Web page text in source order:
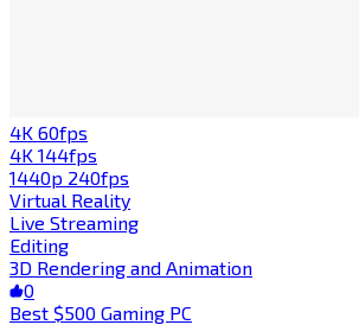
4K 60fps​​​​‌ ‍ ​‍​‍‌‍ ‌ ​‍‌‍‍‌‌‍‌ ‌‍‍‌‌‍ ‍​‍​‍​ ‍‍​‍​‍‌ ​ ‌‍​‌‌‍ ‍‌‍‍‌‌ ‌​‌ ‍‌​‍ ‍‌‍‍‌‌‍ ​‍​‍​‍ ​​‍​‍‌‍‍​‌ ​‍‌‍‌‌‌‍‌‍​‍​‍​ ‍‍​‍​‍​‍ ‌‍​‌‌‍‌​‌‍ ‌‌‍‍‌‌‍ ‍​‍ ‌‍‍‌‌‍ ‍‌ ‌​‌‍‌‌‌‍ ‍‌ ‌​​‍ ‌‍‌‌‌‍‌​‌‍‍‌‌ ‌​​‍ ‌‍ ‌‌‍ ‌‍‌​‌‍‌‌​ ‌‌ ​​‌ ​‍‌‍‌‌‌ ​ ‌‍‌‌‌‍ ‍‌ ‌​‌‍​‌‌ ‌​‌‍‍‌‌‍ ‌‍ ‍​ ‍ ‌‍‍‌‌‍‌​​ ‌‌‍‌‍​ ‌‍‌‍​‌​ ​ ​ ‌‌‌‍​‌‌‍‌​‌‍‌‌​‍ ‌​ ​ ‌‍‌‌​ ‍​​ ‍​​‍ ‌​ ‌​‌‍‌‌​ ‌‌​ ‌‌​‍ ‌​ ‍‌​ ​‌​ ​ ​ ‍‌​‍ ‌​ ​‌‌‍​ ​ ​‍​ ‍​​ ‍‌‌‍‌​‌‍​‍​ ‌‌‌‍​‌‌‍‌‌​ ‍‌​ ‌‌​ ‍ ‌ ‌​‌ ‍‌‌ ​​‌‍‌‌​ ‌‌ ​​‌‍‌‌‌ ​‍‌‍‌‍‌‍ ‌ ​‍‌‍ ‌‌‍​‌‌‍ ‍‌‍​ ‌‍‌‌​ ‍ ‌ ​​‌‍​‌‌ ‌​‌‍‍​​ ‌‌‍ ‍‌‍​‌‌‍ ‌‌‍‌‌​ ‌‍​‍‌‍​‌‌ ​ ‌‍‌‌‌‌‌‌‌ ​‍‌‍ ​​ ‌​‍‌‌​ ​‍‌​‌‍‌‍​‌‌‍‌​‌‍ ‌‌‍‍‌‌‍ ‍​‍‌‍‌‍‍‌‌‍‌​​ ‌‌‍‌‍​ ‌‍‌‍​‌​ ​ ​ ‌‌‌‍​‌‌‍‌​‌‍‌‌​‍ ‌​ ​ ‌‍‌‌​ ‍​​ ‍​​‍ ‌​ ‌​‌‍‌‌​ ‌‌​ ‌‌​‍ ‌​ ‍‌​ ​‌​ ​ ​ ‍‌​‍ ‌​ ​‌‌‍​ ​ ​‍​ ‍​​ ‍‌‌‍‌​‌‍​‍​ ‌‌‌‍​‌‌‍‌‌​ ‍‌​ ‌‌​‍‌‍‌ ‌​‌ ‍‌‌ ​​‌‍‌‌​ ‌‌ ​​‌‍‌‌‌ ​‍‌‍‌‍‌‍ ‌ ​‍‌‍ ‌‌‍​‌‌‍ ‍‌‍​ ‌‍‌‌​‍‌‍‌ ​​‌‍​‌‌ ‌​‌‍‍​​ ‌‌‍ ‍‌‍​‌‌‍ ‌‌‍‌‌​‍‌‍‌ ​​‌‍‌‌‌ ​‍‌ ​ ‌ ​​‌‍‌‌‌‍​ ‌ ‌​‌‍‍‌‌ ‌‍‌‍‌‌​ ‌‌ ​​‌ ‌‌‌‍​‍‌‍ ​‌‍‍‌‌ ​ ‌‍‍​‌‍‌‌‌‍‌​​‍​‍‌ ‌
4K 144fps​​​​‌ ‍ ​‍​‍‌‍ ‌ ​‍‌‍‍‌‌‍‌ ‌‍‍‌‌‍ ‍​‍​‍​ ‍‍​‍​‍‌ ​ ‌‍​‌‌‍ ‍‌‍‍‌‌ ‌​‌ ‍‌​‍ ‍‌‍‍‌‌‍ ​‍​‍​‍ ​​‍​‍‌‍‍​‌ ​‍‌‍‌‌‌‍‌‍​‍​‍​ ‍‍​‍​‍​‍ ‌‍​‌‌‍‌​‌‍ ‌‌‍‍‌‌‍ ‍​‍ ‌‍‍‌‌‍ ‍‌ ‌​‌‍‌‌‌‍ ‍‌ ‌​​‍ ‌‍‌‌‌‍‌​‌‍‍‌‌ ‌​​‍ ‌‍ ‌‌‍ ‌‍‌​‌‍‌‌​ ‌‌ ​​‌ ​‍‌‍‌‌‌ ​ ‌‍‌‌‌‍ ‍‌ ‌​‌‍​‌‌ ‌​‌‍‍‌‌‍ ‌‍ ‍​ ‍ ‌‍‍‌‌‍‌​​ ‌​ ‌ ‌‍​‍‌‍‌‍​ ​‍‌‍‌‍‌‍‌​​ ​‍‌‍‌‌​‍ ‌‌‍​‍‌‍​ ​ ‌​​ ​‍​‍ ‌​ ‌​​ ‍‌​ ‍​​ ‍‌​‍ ‌​ ‍​‌‍‌​​ ​ ​ ‌​​‍ ‌​ ‌‍‌‍​‌​ ‍​​ ​​​ ‍​​ ‍​​ ​ ​ ‌​​ ​ ​ ‌​​ ‍​‌‍​‌​ ‍ ‌ ‌​‌ ‍‌‌ ​​‌‍‌‌​ ‌‌ ​​‌‍‌‌‌ ​‍‌‍‌‍‌‍ ‌ ​‍‌‍ ‌‌‍​‌‌‍ ‍‌‍​ ‌‍‌‌​ ‍ ‌ ​​‌‍​‌‌ ‌​‌‍‍​​ ‌‌‍ ‍‌‍​‌‌‍ ‌‌‍‌‌​ ‌‍​‍‌‍​‌‌ ​ ‌‍‌‌‌‌‌‌‌ ​‍‌‍ ​​ ‌​‍‌‌​ ​‍‌​‌‍‌‍​‌‌‍‌​‌‍ ‌‌‍‍‌‌‍ ‍​‍‌‍‌‍‍‌‌‍‌​​ ‌​ ‌ ‌‍​‍‌‍‌‍​ ​‍‌‍‌‍‌‍‌​​ ​‍‌‍‌‌​‍ ‌‌‍​‍‌‍​ ​ ‌​​ ​‍​‍ ‌​ ‌​​ ‍‌​ ‍​​ ‍‌​‍ ‌​ ‍​‌‍‌​​ ​ ​ ‌​​‍ ‌​ ‌‍‌‍​‌​ ‍​​ ​​​ ‍​​ ‍​​ ​ ​ ‌​​ ​ ​ ‌​​ ‍​‌‍​‌​‍‌‍‌ ‌​‌ ‍‌‌ ​​‌‍‌‌​ ‌‌ ​​‌‍‌‌‌ ​‍‌‍‌‍‌‍ ‌ ​‍‌‍ ‌‌‍​‌‌‍ ‍‌‍​ ‌‍‌‌​‍‌‍‌ ​​‌‍​‌‌ ‌​‌‍‍​​ ‌‌‍ ‍‌‍​‌‌‍ ‌‌‍‌‌​‍‌‍‌ ​​‌‍‌‌‌ ​‍‌ ​ ‌ ​​‌‍‌‌‌‍​ ‌ ‌​‌‍‍‌‌ ‌‍‌‍‌‌​ ‌‌ ​​‌ ‌‌‌‍​‍‌‍ ​‌‍‍‌‌ ​ ‌‍‍​‌‍‌‌‌‍‌​​‍​‍‌ ‌
1440p 240fps​​​​‌ ‍ ​‍​‍‌‍ ‌ ​‍‌‍‍‌‌‍‌ ‌‍‍‌‌‍ ‍​‍​‍​ ‍‍​‍​‍‌ ​ ‌‍​‌‌‍ ‍‌‍‍‌‌ ‌​‌ ‍‌​‍ ‍‌‍‍‌‌‍ ​‍​‍​‍ ​​‍​‍‌‍‍​‌ ​‍‌‍‌‌‌‍‌‍​‍​‍​ ‍‍​‍​‍​‍ ‌‍​‌‌‍‌​‌‍ ‌‌‍‍‌‌‍ ‍​‍ ‌‍‍‌‌‍ ‍‌ ‌​‌‍‌‌‌‍ ‍‌ ‌​​‍ ‌‍‌‌‌‍‌​‌‍‍‌‌ ‌​​‍ ‌‍ ‌‌‍ ‌‍‌​‌‍‌‌​ ‌‌ ​​‌ ​‍‌‍‌‌‌ ​ ‌‍‌‌‌‍ ‍‌ ‌​‌‍​‌‌ ‌​‌‍‍‌‌‍ ‌‍ ‍​ ‍ ‌‍‍‌‌‍‌​​ ‌‌‍​‍​ ​‌​ ​ ‌‍‌‍​ ​‍‌‍‌‍‌‍​ ​ ‍​​‍ ‌​ ​‌‌‍‌‌‌‍​‌​ ​‌​‍ ‌​ ‌​‌‍​‌‌‍​ ​ ​‍​‍ ‌​ ‍​​ ​​​ ‌‍‌‍​ ​‍ ‌‌‍​‌​ ​​​ ‍​​ ‍​​ ‍​​ ‌‍​ ‌ ​ ‌ ​ ​‍​ ‍​​ ​ ​ ​ ​ ‍ ‌ ‌​‌ ‍‌‌ ​​‌‍‌‌​ ‌‌ ​​‌‍‌‌‌ ​‍‌‍‌‍‌‍ ‌ ​‍‌‍ ‌‌‍​‌‌‍ ‍‌‍​ ‌‍‌‌​ ‍ ‌ ​​‌‍​‌‌ ‌​‌‍‍​​ ‌‌‍ ‍‌‍​‌‌‍ ‌‌‍‌‌​ ‌‍​‍‌‍​‌‌ ​ ‌‍‌‌‌‌‌‌‌ ​‍‌‍ ​​ ‌​‍‌‌​ ​‍‌​‌‍‌‍​‌‌‍‌​‌‍ ‌‌‍‍‌‌‍ ‍​‍‌‍‌‍‍‌‌‍‌​​ ‌‌‍​‍​ ​‌​ ​ ‌‍‌‍​ ​‍‌‍‌‍‌‍​ ​ ‍​​‍ ‌​ ​‌‌‍‌‌‌‍​‌​ ​‌​‍ ‌​ ‌​‌‍​‌‌‍​ ​ ​‍​‍ ‌​ ‍​​ ​​​ ‌‍‌‍​ ​‍ ‌‌‍​‌​ ​​​ ‍​​ ‍​​ ‍​​ ‌‍​ ‌ ​ ‌ ​ ​‍​ ‍​​ ​ ​ ​ ​‍‌‍‌ ‌​‌ ‍‌‌ ​​‌‍‌‌​ ‌‌ ​​‌‍‌‌‌ ​‍‌‍‌‍‌‍ ‌ ​‍‌‍ ‌‌‍​‌‌‍ ‍‌‍​ ‌‍‌‌​‍‌‍‌ ​​‌‍​‌‌ ‌​‌‍‍​​ ‌‌‍ ‍‌‍​‌‌‍ ‌‌‍‌‌​‍‌‍‌ ​​‌‍‌‌‌ ​‍‌ ​ ‌ ​​‌‍‌‌‌‍​ ‌ ‌​‌‍‍‌‌ ‌‍‌‍‌‌​ ‌‌ ​​‌ ‌‌‌‍​‍‌‍ ​‌‍‍‌‌ ​ ‌‍‍​‌‍‌‌‌‍‌​​‍​‍‌ ‌
Virtual Reality​​​​‌ ‍ ​‍​‍‌‍ ‌ ​‍‌‍‍‌‌‍‌ ‌‍‍‌‌‍ ‍​‍​‍​ ‍‍​‍​‍‌ ​ ‌‍​‌‌‍ ‍‌‍‍‌‌ ‌​‌ ‍‌​‍ ‍‌‍‍‌‌‍ ​‍​‍​‍ ​​‍​‍‌‍‍​‌ ​‍‌‍‌‌‌‍‌‍​‍​‍​ ‍‍​‍​‍​‍ ‌‍​‌‌‍‌​‌‍ ‌‌‍‍‌‌‍ ‍​‍ ‌‍‍‌‌‍ ‍‌ ‌​‌‍‌‌‌‍ ‍‌ ‌​​‍ ‌‍‌‌‌‍‌​‌‍‍‌‌ ‌​​‍ ‌‍ ‌‌‍ ‌‍‌​‌‍‌‌​ ‌‌ ​​‌ ​‍‌‍‌‌‌ ​ ‌‍‌‌‌‍ ‍‌ ‌​‌‍​‌‌ ‌​‌‍‍‌‌‍ ‌‍ ‍​ ‍ ‌‍‍‌‌‍‌​​ ‌​ ​‌​ ​‌‌‍​‌​ ‍‌‌‍‌‌‌‍​‍​ ‌ ​ ​‍​‍ ‌​ ‌​‌‍‌​​ ​‍​ ‌​​‍ ‌​ ‌​​ ​​‌‍‌​​ ​‍​‍ ‌‌‍​‌‌‍​‌‌‍‌​‌‍​‌​‍ ‌‌‍‌‍‌‍‌​‌‍​‍​ ‍‌​ ‌ ​ ‌‍‌‍​‌​ ‌ ‌‍​‍​ ‍​​ ‍‌‌‍‌‍​ ‍ ‌ ‌​‌ ‍‌‌ ​​‌‍‌‌​ ‌‌ ‌​‌‍​‌‌‍‌ ​ ‍ ‌ ​​‌‍​‌‌ ‌​‌‍‍​​ ‌‌‍ ‍‌‍​‌‌‍ ‌‌‍‌‌​ ‌‍​‍‌‍​‌‌ ​ ‌‍‌‌‌‌‌‌‌ ​‍‌‍ ​​ ‌​‍‌‌​ ​‍‌​‌‍‌‍​‌‌‍‌​‌‍ ‌‌‍‍‌‌‍ ‍​‍‌‍‌‍‍‌‌‍‌​​ ‌​ ​‌​ ​‌‌‍​‌​ ‍‌‌‍‌‌‌‍​‍​ ‌ ​ ​‍​‍ ‌​ ‌​‌‍‌​​ ​‍​ ‌​​‍ ‌​ ‌​​ ​​‌‍‌​​ ​‍​‍ ‌‌‍​‌‌‍​‌‌‍‌​‌‍​‌​‍ ‌‌‍‌‍‌‍‌​‌‍​‍​ ‍‌​ ‌ ​ ‌‍‌‍​‌​ ‌ ‌‍​‍​ ‍​​ ‍‌‌‍‌‍​‍‌‍‌ ‌​‌ ‍‌‌ ​​‌‍‌‌​ ‌‌ ‌​‌‍​‌‌‍‌ ​‍‌‍‌ ​​‌‍​‌‌ ‌​‌‍‍​​ ‌‌‍ ‍‌‍​‌‌‍ ‌‌‍‌‌​‍‌‍‌ ​​‌‍‌‌‌ ​‍‌ ​ ‌ ​​‌‍‌‌‌‍​ ‌ ‌​‌‍‍‌‌ ‌‍‌‍‌‌​ ‌‌ ​​‌ ‌‌‌‍​‍‌‍ ​‌‍‍‌‌ ​ ‌‍‍​‌‍‌‌‌‍‌​​‍​‍‌ ‌
Live Streaming​​​​‌ ‍ ​‍​‍‌‍ ‌ ​‍‌‍‍‌‌‍‌ ‌‍‍‌‌‍ ‍​‍​‍​ ‍‍​‍​‍‌ ​ ‌‍​‌‌‍ ‍‌‍‍‌‌ ‌​‌ ‍‌​‍ ‍‌‍‍‌‌‍ ​‍​‍​‍ ​​‍​‍‌‍‍​‌ ​‍‌‍‌‌‌‍‌‍​‍​‍​ ‍‍​‍​‍​‍ ‌‍​‌‌‍‌​‌‍ ‌‌‍‍‌‌‍ ‍​‍ ‌‍‍‌‌‍ ‍‌ ‌​‌‍‌‌‌‍ ‍‌ ‌​​‍ ‌‍‌‌‌‍‌​‌‍‍‌‌ ‌​​‍ ‌‍ ‌‌‍ ‌‍‌​‌‍‌‌​ ‌‌ ​​‌ ​‍‌‍‌‌‌ ​ ‌‍‌‌‌‍ ‍‌ ‌​‌‍​‌‌ ‌​‌‍‍‌‌‍ ‌‍ ‍​ ‍ ‌‍‍‌‌‍‌​​ ‌​ ​‌‌‍​‍​ ‌‍‌‍​‌‌‍​ ​ ​‌‌‍​‍​ ​‍​‍ ‌‌‍‌​​ ‌ ​ ‍​​ ‌‍​‍ ‌​ ‌​​ ‍​‌‍‌‌​ ‍‌​‍ ‌‌‍​‍​ ​‌‌‍‌‌‌‍‌​​‍ ‌​ ​​‌‍​‍​ ‍‌​ ‌ ‌‍​‍‌‍‌​​ ‌ ​ ‌ ​ ​‌‌‍‌​​ ​​‌‍‌​​ ‍ ‌ ‌​‌ ‍‌‌ ​​‌‍‌‌​ ‌‌ ‌​‌‍​‌‌‍‌ ​ ‍ ‌ ​​‌‍​‌‌ ‌​‌‍‍​​ ‌‌‍ ‍‌‍​‌‌‍ ‌‌‍‌‌​ ‌‍​‍‌‍​‌‌ ​ ‌‍‌‌‌‌‌‌‌ ​‍‌‍ ​​ ‌​‍‌‌​ ​‍‌​‌‍‌‍​‌‌‍‌​‌‍ ‌‌‍‍‌‌‍ ‍​‍‌‍‌‍‍‌‌‍‌​​ ‌​ ​‌‌‍​‍​ ‌‍‌‍​‌‌‍​ ​ ​‌‌‍​‍​ ​‍​‍ ‌‌‍‌​​ ‌ ​ ‍​​ ‌‍​‍ ‌​ ‌​​ ‍​‌‍‌‌​ ‍‌​‍ ‌‌‍​‍​ ​‌‌‍‌‌‌‍‌​​‍ ‌​ ​​‌‍​‍​ ‍‌​ ‌ ‌‍​‍‌‍‌​​ ‌ ​ ‌ ​ ​‌‌‍‌​​ ​​‌‍‌​​‍‌‍‌ ‌​‌ ‍‌‌ ​​‌‍‌‌​ ‌‌ ‌​‌‍​‌‌‍‌ ​‍‌‍‌ ​​‌‍​‌‌ ‌​‌‍‍​​ ‌‌‍ ‍‌‍​‌‌‍ ‌‌‍‌‌​‍‌‍‌ ​​‌‍‌‌‌ ​‍‌ ​ ‌ ​​‌‍‌‌‌‍​ ‌ ‌​‌‍‍‌‌ ‌‍‌‍‌‌​ ‌‌ ​​‌ ‌‌‌‍​‍‌‍ ​‌‍‍‌‌ ​ ‌‍‍​‌‍‌‌‌‍‌​​‍​‍‌ ‌
Editing​​​​‌ ‍ ​‍​‍‌‍ ‌ ​‍‌‍‍‌‌‍‌ ‌‍‍‌‌‍ ‍​‍​‍​ ‍‍​‍​‍‌ ​ ‌‍​‌‌‍ ‍‌‍‍‌‌ ‌​‌ ‍‌​‍ ‍‌‍‍‌‌‍ ​‍​‍​‍ ​​‍​‍‌‍‍​‌ ​‍‌‍‌‌‌‍‌‍​‍​‍​ ‍‍​‍​‍​‍ ‌‍​‌‌‍‌​‌‍ ‌‌‍‍‌‌‍ ‍​‍ ‌‍‍‌‌‍ ‍‌ ‌​‌‍‌‌‌‍ ‍‌ ‌​​‍ ‌‍‌‌‌‍‌​‌‍‍‌‌ ‌​​‍ ‌‍ ‌‌‍ ‌‍‌​‌‍‌‌​ ‌‌ ​​‌ ​‍‌‍‌‌‌ ​ ‌‍‌‌‌‍ ‍‌ ‌​‌‍​‌‌ ‌​‌‍‍‌‌‍ ‌‍ ‍​ ‍ ‌‍‍‌‌‍‌​​ ‌‌‍‌​​ ‌ ‌‍​‍‌‍‌​​ ​‌‌‍​ ​ ‌‍​ ‌​​‍ ‌​ ​‍​ ‌ ​ ‌​​ ‍‌​‍ ‌​ ‌​​ ​‍​ ​ ​ ‍‌​‍ ‌​ ‍​​ ​​​ ‌​‌‍‌‍​‍ ‌​ ‌‍‌‍‌‍‌‍​ ​ ‌‌​ ‌‌‌‍‌​​ ​‌​ ‌ ‌‍​‍‌‍​‍‌‍‌‌​ ​‌​ ‍ ‌ ‌​‌ ‍‌‌ ​​‌‍‌‌​ ‌‌ ‌​‌‍​‌‌‍‌ ​ ‍ ‌ ​​‌‍​‌‌ ‌​‌‍‍​​ ‌‌‍ ‍‌‍​‌‌‍ ‌‌‍‌‌​ ‌‍​‍‌‍​‌‌ ​ ‌‍‌‌‌‌‌‌‌ ​‍‌‍ ​​ ‌​‍‌‌​ ​‍‌​‌‍‌‍​‌‌‍‌​‌‍ ‌‌‍‍‌‌‍ ‍​‍‌‍‌‍‍‌‌‍‌​​ ‌‌‍‌​​ ‌ ‌‍​‍‌‍‌​​ ​‌‌‍​ ​ ‌‍​ ‌​​‍ ‌​ ​‍​ ‌ ​ ‌​​ ‍‌​‍ ‌​ ‌​​ ​‍​ ​ ​ ‍‌​‍ ‌​ ‍​​ ​​​ ‌​‌‍‌‍​‍ ‌​ ‌‍‌‍‌‍‌‍​ ​ ‌‌​ ‌‌‌‍‌​​ ​‌​ ‌ ‌‍​‍‌‍​‍‌‍‌‌​ ​‌​‍‌‍‌ ‌​‌ ‍‌‌ ​​‌‍‌‌​ ‌‌ ‌​‌‍​‌‌‍‌ ​‍‌‍‌ ​​‌‍​‌‌ ‌​‌‍‍​​ ‌‌‍ ‍‌‍​‌‌‍ ‌‌‍‌‌​‍‌‍‌ ​​‌‍‌‌‌ ​‍‌ ​ ‌ ​​‌‍‌‌‌‍​ ‌ ‌​‌‍‍‌‌ ‌‍‌‍‌‌​ ‌‌ ​​‌ ‌‌‌‍​‍‌‍ ​‌‍‍‌‌ ​ ‌‍‍​‌‍‌‌‌‍‌​​‍​‍‌ ‌
3D Rendering and Animation​​​​‌ ‍ ​‍​‍‌‍ ‌ ​‍‌‍‍‌‌‍‌ ‌‍‍‌‌‍ ‍​‍​‍​ ‍‍​‍​‍‌ ​ ‌‍​‌‌‍ ‍‌‍‍‌‌ ‌​‌ ‍‌​‍ ‍‌‍‍‌‌‍ ​‍​‍​‍ ​​‍​‍‌‍‍​‌ ​‍‌‍‌‌‌‍‌‍​‍​‍​ ‍‍​‍​‍​‍ ‌‍​‌‌‍‌​‌‍ ‌‌‍‍‌‌‍ ‍​‍ ‌‍‍‌‌‍ ‍‌ ‌​‌‍‌‌‌‍ ‍‌ ‌​​‍ ‌‍‌‌‌‍‌​‌‍‍‌‌ ‌​​‍ ‌‍ ‌‌‍ ‌‍‌​‌‍‌‌​ ‌‌ ​​‌ ​‍‌‍‌‌‌ ​ ‌‍‌‌‌‍ ‍‌ ‌​‌‍​‌‌ ‌​‌‍‍‌‌‍ ‌‍ ‍​ ‍ ‌‍‍‌‌‍‌​​ ‌​ ‍​‌‍​‍‌‍​‍​ ​ ​ ‌‌​ ​ ​ ‌​​ ‌‌​‍ ‌‌‍​‍​ ​‍​ ​‌​ ​ ​‍ ‌​ ‌​‌‍​‌‌‍‌‍​ ​​​‍ ‌​ ‍‌​ ​‌​ ‌‌​ ‍‌​‍ ‌‌‍​‍‌‍​‌​ ‍​​ ‌​‌‍‌​‌‍‌​‌‍‌​​ ​​‌‍​ ​ ​‌​ ​‌‌‍​‍​ ‍ ‌ ‌​‌ ‍‌‌ ​​‌‍‌‌​ ‌‌ ‌​‌‍​‌‌‍‌ ​ ‍ ‌ ​​‌‍​‌‌ ‌​‌‍‍​​ ‌‌‍ ‍‌‍​‌‌‍ ‌‌‍‌‌​ ‌‍​‍‌‍​‌‌ ​ ‌‍‌‌‌‌‌‌‌ ​‍‌‍ ​​ ‌​‍‌‌​ ​‍‌​‌‍‌‍​‌‌‍‌​‌‍ ‌‌‍‍‌‌‍ ‍​‍‌‍‌‍‍‌‌‍‌​​ ‌​ ‍​‌‍​‍‌‍​‍​ ​ ​ ‌‌​ ​ ​ ‌​​ ‌‌​‍ ‌‌‍​‍​ ​‍​ ​‌​ ​ ​‍ ‌​ ‌​‌‍​‌‌‍‌‍​ ​​​‍ ‌​ ‍‌​ ​‌​ ‌‌​ ‍‌​‍ ‌‌‍​‍‌‍​‌​ ‍​​ ‌​‌‍‌​‌‍‌​‌‍‌​​ ​​‌‍​ ​ ​‌​ ​‌‌‍​‍​‍‌‍‌ ‌​‌ ‍‌‌ ​​‌‍‌‌​ ‌‌ ‌​‌‍​‌‌‍‌ ​‍‌‍‌ ​​‌‍​‌‌ ‌​‌‍‍​​ ‌‌‍ ‍‌‍​‌‌‍ ‌‌‍‌‌​‍‌‍‌ ​​‌‍‌‌‌ ​‍‌ ​ ‌ ​​‌‍‌‌‌‍​ ‌ ‌​‌‍‍‌‌ ‌‍‌‍‌‌​ ‌‌ ​​‌ ‌‌‌‍​‍‌‍ ​‌‍‍‌‌ ​ ‌‍‍​‌‍‌‌‌‍‌​​‍​‍‌ ‌
0
Best $500 Gaming PC​​​​‌ ‍ ​‍​‍‌‍ ‌ ​‍‌‍‍‌‌‍‌ ‌‍‍‌‌‍ ‍​‍​‍​ ‍‍​‍​‍‌ ​ ‌‍​‌‌‍ ‍‌‍‍‌‌ ‌​‌ ‍‌​‍ ‍‌‍‍‌‌‍ ​‍​‍​‍ ​​‍​‍‌‍‍​‌ ​‍‌‍‌‌‌‍‌‍​‍​‍​ ‍‍​‍​‍​‍ ‌‍​‌‌‍‌​‌‍ ‌‌‍‍‌‌‍ ‍​‍ ‌‍‍‌‌‍ ‍‌ ‌​‌‍‌‌‌‍ ‍‌ ‌​​‍ ‌‍‌‌‌‍‌​‌‍‍‌‌ ‌​​‍ ‌‍ ‌‌‍ ‌‍‌​‌‍‌‌​ ‌‌ ​​‌ ​‍‌‍‌‌‌ ​ ‌‍‌‌‌‍ ‍‌ ‌​‌‍​‌‌ ‌​‌‍‍‌‌‍ ‌‍ ‍​ ‍ ‌‍‍‌‌‍‌​​ ‌​ ​ ‌‍​‌​ ‌​‌‍‌​​ ​‌​ ​‌​ ‌​​ ‍‌​‍ ‌​ ‍‌‌‍​‍​ ‌‍​ ‌ ​‍ ‌​ ‌​​ ​‍​ ‌‌‌‍‌​​‍ ‌‌‍​‌​ ​‌‌‍‌​​ ​‌​‍ ‌‌‍​‍​ ‍‌​ ​ ‌‍‌‌​ ‌‍​ ‌​‌‍‌​‌‍‌‌​ ‌‍​ ‌‌‌‍​‍‌‍​ ​ ‍ ‌ ‌​‌ ‍‌‌ ​​‌‍‌‌​ ‌‌‍​‍‌ ‌‌‌‍‍‌‌‍ ​‌‍‌​​ ‍ ‌ ​​‌‍​‌‌ ‌​‌‍‍​​ ‌‌‍‍‌​ ​‌​ ‍​‌‍ ‍‌‌ ‌‍ ‍‌‍​‌‌‍ ‌‌‍‌‌​‍‌‌​ ‌‌‌​​‍‌‌ ‌‍‍ ‌‍‌‌‌ ‍‌​‍‌‌​ ​ ‌​‌​​‍‌‌​ ​ ‌​‌​​‍‌‌​ ​‍​ ​‍‌‍‌‌‌‍ ‍​‍‌‌​ ​‍​ ​‍​‍‌‌​ ‌‌‌​‌​​‍ ‍‌ ‌‍‌‍​‌‌‍ ​‌ ‌‌‌‍‌‌​ ‌‍​‍‌‍​‌‌ ​ ‌‍‌‌‌‌‌‌‌ ​‍‌‍ ​​ ‌​‍‌‌​ ​‍‌​‌‍‌‍​‌‌‍‌​‌‍ ‌‌‍‍‌‌‍ ‍​‍‌‍‌‍‍‌‌‍‌​​ ‌​ ​ ‌‍​‌​ ‌​‌‍‌​​ ​‌​ ​‌​ ‌​​ ‍‌​‍ ‌​ ‍‌‌‍​‍​ ‌‍​ ‌ ​‍ ‌​ ‌​​ ​‍​ ‌‌‌‍‌​​‍ ‌‌‍​‌​ ​‌‌‍‌​​ ​‌​‍ ‌‌‍​‍​ ‍‌​ ​ ‌‍‌‌​ ‌‍​ ‌​‌‍‌​‌‍‌‌​ ‌‍​ ‌‌‌‍​‍‌‍​ ​‍‌‍‌ ‌​‌ ‍‌‌ ​​‌‍‌‌​ ‌‌‍​‍‌ ‌‌‌‍‍‌‌‍ ​‌‍‌​​‍‌‍‌ ​​‌‍​‌‌ ‌​‌‍‍​​ ‌‌‍‍‌​ ​‌​ ‍​‌‍ ‍‌‌ ‌‍ ‍‌‍​‌‌‍ ‌‌‍‌‌​‍‌‌​ ‌‌‌​​‍‌‌ ‌‍‍ ‌‍‌‌‌ ‍‌​‍‌‌​ ​ ‌​‌​​‍‌‌​ ​ ‌​‌​​‍‌‌​ ​‍​ ​‍‌‍‌‌‌‍ ‍​‍‌‌​ ​‍​ ​‍​‍‌‌​ ‌‌‌​‌​​‍ ‍‌ ‌‍‌‍​‌‌‍ ​‌ ‌‌‌‍‌‌​‍‌‍‌ ​​‌‍‌‌‌ ​‍‌ ​ ‌ ​​‌‍‌‌‌‍​ ‌ ‌​‌‍‍‌‌ ‌‍‌‍‌‌​ ‌‌ ​​‌ ‌‌‌‍​‍‌‍ ​‌‍‍‌‌ ​ ‌‍‍​‌‍‌‌‌‍‌​​‍​‍‌ ‌